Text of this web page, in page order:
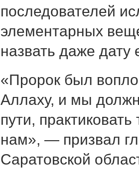
последователей
элементарных
назвать даже дату
«Пророк был
Аллаху, и мы
пути,
нам», — призвал
Саратовской